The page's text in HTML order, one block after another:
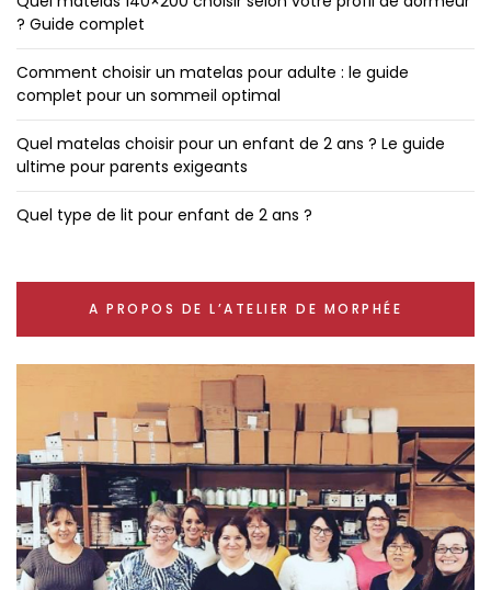
? Guide complet
Comment choisir un matelas pour adulte : le guide
complet pour un sommeil optimal
Quel matelas choisir pour un enfant de 2 ans ? Le guide
ultime pour parents exigeants
Quel type de lit pour enfant de 2 ans ?
A PROPOS DE L’ATELIER DE MORPHÉE